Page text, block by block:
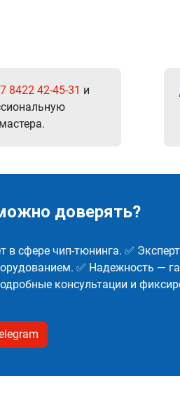
8422 42-45-31 и
доверять?
в сфере чип-тюнинга. ✅
✅ Надежность —
консультации и